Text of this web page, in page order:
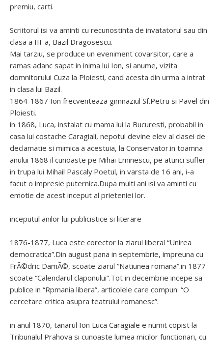
premiu, carti.
Scriitorul isi va aminti cu recunostinta de invatatorul sau din
clasa a III-a, Bazil Dragosescu.
Mai tarziu, se produce un eveniment covarsitor, care a
ramas adanc sapat in inima lui Ion, si anume, vizita
domnitorului Cuza la Ploiesti, cand acesta din urma a intrat
in clasa lui Bazil.
1864-1867 Ion frecventeaza gimnaziul Sf.Petru si Pavel din
Ploiesti.
in 1868, Luca, instalat cu mama lui la Bucuresti, probabil in
casa lui costache Caragiali, nepotul devine elev al clasei de
declamatie si mimica a acestuia, la Conservator.in toamna
anului 1868 il cunoaste pe Mihai Eminescu, pe atunci sufler
in trupa lui Mihail Pascaly.Poetul, in varsta de 16 ani, i-a
facut o impresie puternica.Dupa multi ani isi va aminti cu
emotie de acest inceput al prieteniei lor.
inceputul anilor lui publicistice si literare
1876-1877, Luca este corector la ziarul liberal “Unirea
democratica”.Din august pana in septembrie, impreuna cu
FrÃ©dric DamÃ©, scoate ziarul “Natiunea romana”.in 1877
scoate “Calendarul claponului”.Tot in decembrie incepe sa
publice in “Rpmania libera”, articolele care compun: “O
cercetare critica asupra teatrului romanesc”.
in anul 1870, tanarul Ion Luca Caragiale e numit copist la
Tribunalul Prahova si cunoaste lumea micilor functionari, cu